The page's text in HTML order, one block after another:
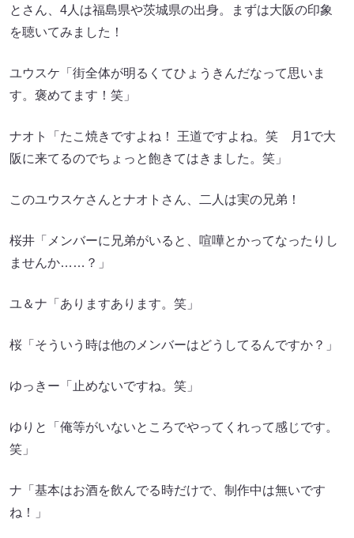
とさん、4人は福島県や茨城県の出身。まずは大阪の印象
を聴いてみました！
ユウスケ「街全体が明るくてひょうきんだなって思いま
す。褒めてます！笑」
ナオト「たこ焼きですよね！ 王道ですよね。笑 月1で大
阪に来てるのでちょっと飽きてはきました。笑」
このユウスケさんとナオトさん、二人は実の兄弟！
桜井「メンバーに兄弟がいると、喧嘩とかってなったりし
ませんか……？」
ユ＆ナ「ありますあります。笑」
桜「そういう時は他のメンバーはどうしてるんですか？」
ゆっきー「止めないですね。笑」
ゆりと「俺等がいないところでやってくれって感じです。
笑」
ナ「基本はお酒を飲んでる時だけで、制作中は無いです
ね！」